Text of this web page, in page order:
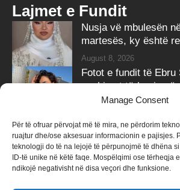
Manage Consent
Për të ofruar përvojat më të mira, ne përdorim
ruajtur dhe/ose aksesuar informacionin e pajisjes.
teknologji do të na lejojë të përpunojmë të dhëna
ID-të unike në këtë faqe. Mospëlqimi ose tërheqja
ndikojë negativisht në disa veçori dhe funksione.
Lajmet e Fundit
Nusja vë mbulesën
martesës, ky është
August 8, 2026
Fotot e fundit të Ebru
pushimet tërheqin
ndjekësve
Follow Us
258kFollowers